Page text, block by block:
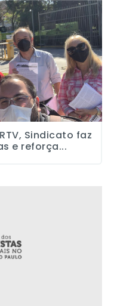
faz ato na porta das
Sindicato faz
e reforça...